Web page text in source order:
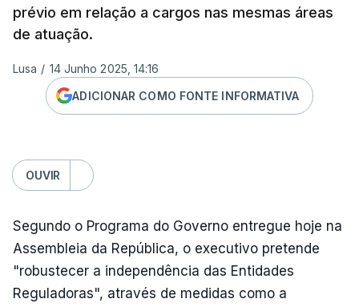
prévio em relação a cargos nas mesmas áreas
de atuação.
Lusa / 14 Junho 2025, 14:16
ADICIONAR COMO FONTE INFORMATIVA
OUVIR
Segundo o Programa do Governo entregue hoje na
Assembleia da República, o executivo pretende
"robustecer a independência das Entidades
Reguladoras", através de medidas como a